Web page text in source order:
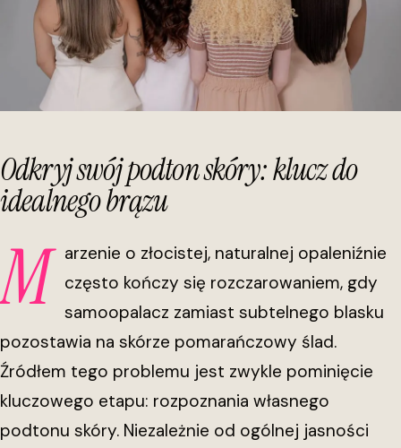
Odkryj swój podton skóry: klucz do
idealnego brązu
M
arzenie o złocistej, naturalnej opaleniźnie
często kończy się rozczarowaniem, gdy
samoopalacz zamiast subtelnego blasku
pozostawia na skórze pomarańczowy ślad.
Źródłem tego problemu jest zwykle pominięcie
kluczowego etapu: rozpoznania własnego
podtonu skóry. Niezależnie od ogólnej jasności